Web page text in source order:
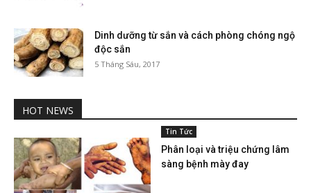
Dinh dưỡng từ sắn và cách phòng chóng ngộ
độc sắn
5 Tháng Sáu, 2017
HOT NEWS
Tin Tức
Phân loại và triệu chứng lâm
sàng bệnh mày đay